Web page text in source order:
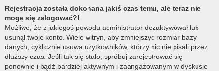
Rejestracja została dokonana jakiś czas temu, ale teraz nie
mogę się zalogować?!
Możliwe, że z jakiegoś powodu administrator dezaktywował lub
usunął twoje konto. Wiele witryn, aby zmniejszyć rozmiar bazy
danych, cyklicznie usuwa użytkowników, którzy nic nie pisali przez
dłuższy czas. Jeśli tak się stało, spróbuj zarejestrować się
ponownie i bądź bardziej aktywnym i zaangażowanym w dyskusje